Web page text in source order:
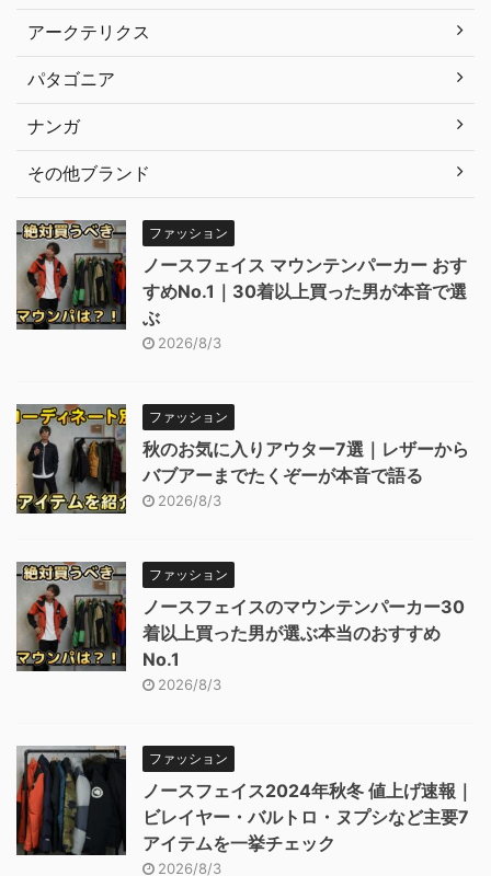
アークテリクス
パタゴニア
ナンガ
その他ブランド
ファッション
ノースフェイス マウンテンパーカー おす
すめNo.1｜30着以上買った男が本音で選
ぶ
2026/8/3
ファッション
秋のお気に入りアウター7選｜レザーから
バブアーまでたくぞーが本音で語る
2026/8/3
ファッション
ノースフェイスのマウンテンパーカー30
着以上買った男が選ぶ本当のおすすめ
No.1
2026/8/3
ファッション
ノースフェイス2024年秋冬 値上げ速報｜
ビレイヤー・バルトロ・ヌプシなど主要7
アイテムを一挙チェック
2026/8/3